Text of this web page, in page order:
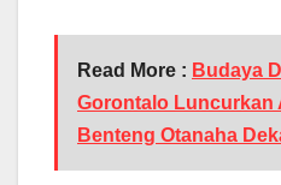
Read More : Budaya
Gorontalo Luncurkan
Benteng Otanaha